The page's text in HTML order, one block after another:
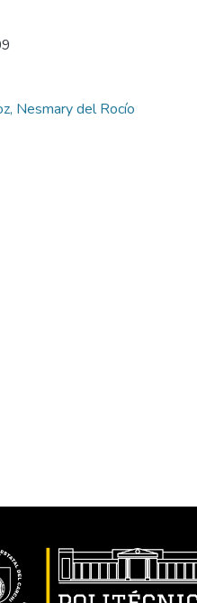
Nesmary del Rocío